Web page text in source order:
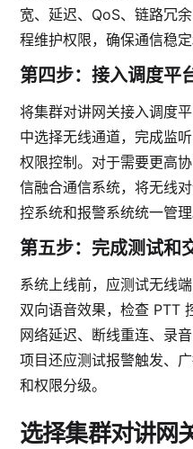
宽、延迟、QoS、链路冗
程维护权限，确保通信稳定
第四步：接入调度平
将集群对讲网关接入调度
中选择无线通道，完成监
权限控制。对于需要更高
信融合通信系统，将无线
控系统和报警系统统一管理
第五步：完成测试和
系统上线前，应测试无线
双向语音效果，检查 PTT
网络延迟、断线重连、录
项目还应测试报警触发、
和权限分级。
选择集群对讲网